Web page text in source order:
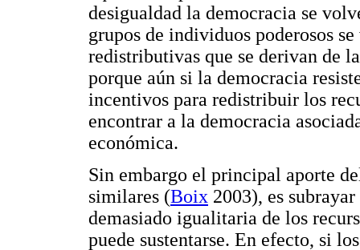
desigualdad la democracia se
grupos de individuos poderosos
redistributivas que se derivan de
porque aún si la democracia
incentivos para redistribuir los
encontrar a la democracia
económica.
Sin embargo el principal aporte
similares (Boix 2003), es
demasiado igualitaria de los
puede sustentarse. En efecto, si